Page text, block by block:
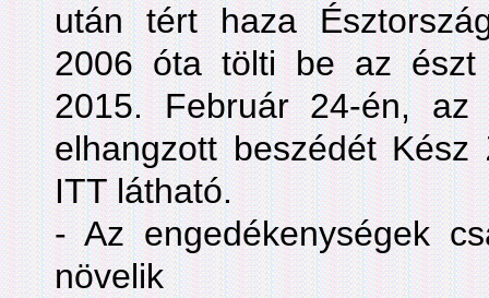
után tért haza
2006 óta tölti be az észt
2015. Február 24-én, az
elhangzott beszédét
ITT látható.
- Az engedékenységek
növelik